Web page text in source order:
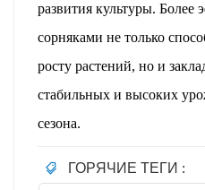
развития культуры. Более
сорняками не только
росту растений, но и
стабильных и высоких
сезона.
ГОРЯЧИЕ ТЕГИ :